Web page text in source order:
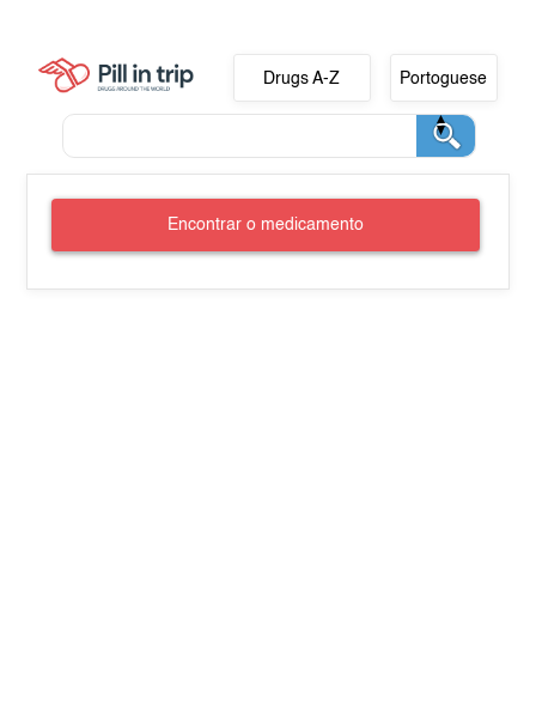
Drugs A-Z Portoguese
Encontrar o medicamento